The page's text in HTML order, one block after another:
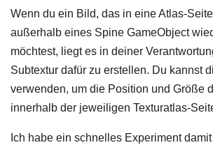
Wenn du ein Bild, das in eine Atlas-
außerhalb eines Spine GameObject
möchtest, liegt es in deiner
Subtextur dafür zu erstellen. Du kannst
verwenden, um die Position und Größe
innerhalb der jeweiligen Texturatlas-
Ich habe ein schnelles Experiment